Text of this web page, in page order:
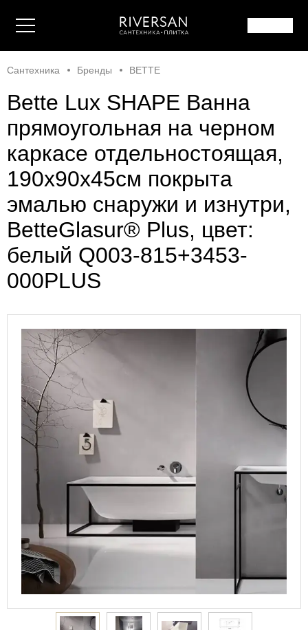
Сантехника Бренды BETTE
Bette Lux SHAPE Ванна
прямоугольная на черном
каркасе отдельностоящая,
190x90x45см покрыта
эмалью снаружи и изнутри,
BetteGlasur® Plus, цвет:
белый Q003-815+3453-
000PLUS